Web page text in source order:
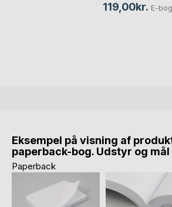
119,00kr. E-bog
Eksempel på visning af
paperback-bog. Udstyr og
Paperback